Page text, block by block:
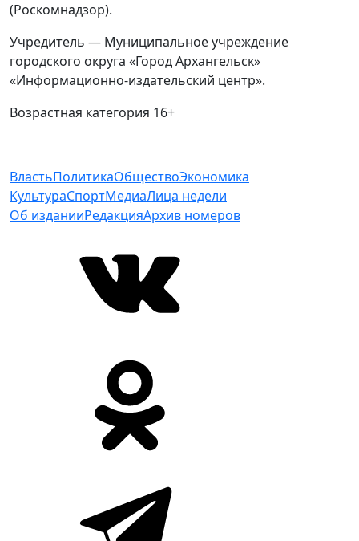
(Роскомнадзор).
Учредитель — Муниципальное учреждение
городского округа «Город Архангельск»
«Информационно-издательский центр».
Возрастная категория 16+
ВластьПолитикаОбществоЭкономика
КультураСпортМедиаЛица недели
Об изданииРедакцияАрхив номеров